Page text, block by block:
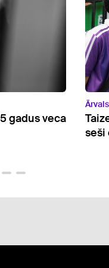
nogalināti
Pēc
un